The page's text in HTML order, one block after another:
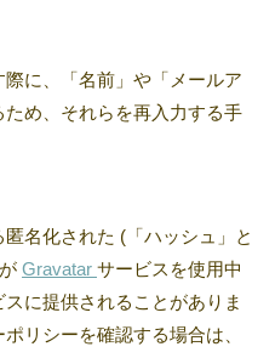
に、「名前」や「メールア
ため、それらを再入力する手
名化された (「ハッシュ」と
Gravatar サービスを使用中
に提供されることがありま
リシーを確認する場合は、